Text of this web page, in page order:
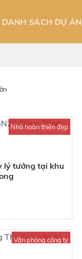
DANH SÁCH DỰ ÁN
Nhà hoàn thiện đẹp
lý tưởng tại khu
Văn phòng công ty